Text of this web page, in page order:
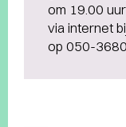
om 19.00
via internet
op 050-